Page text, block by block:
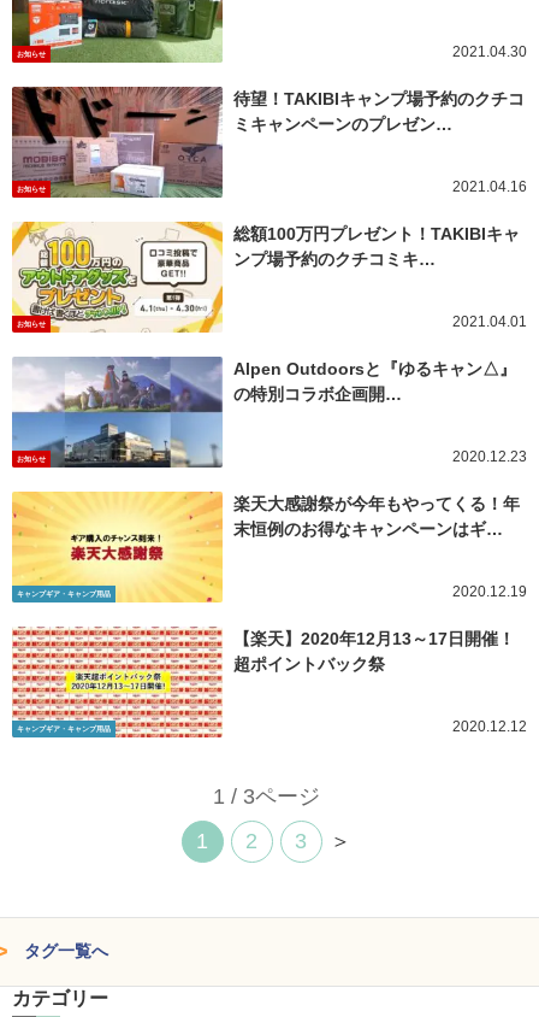
お知らせ 2021.04.30
お知らせ
待望！TAKIBIキャンプ場予約のクチコ
ミキャンペーンのプレゼン…
2021.04.16
お知らせ
総額100万円プレゼント！TAKIBIキャ
ンプ場予約のクチコミキ…
2021.04.01
お知らせ
Alpen Outdoorsと『ゆるキャン△』
の特別コラボ企画開…
2020.12.23
キャンプギア・キャンプ用品
楽天大感謝祭が今年もやってくる！年
末恒例のお得なキャンペーンはギ…
2020.12.19
キャンプギア・キャンプ用品
【楽天】2020年12月13～17日開催！
超ポイントバック祭
2020.12.12
1 / 3ページ
1
2 3 ＞
タグ一覧へ
カテゴリー